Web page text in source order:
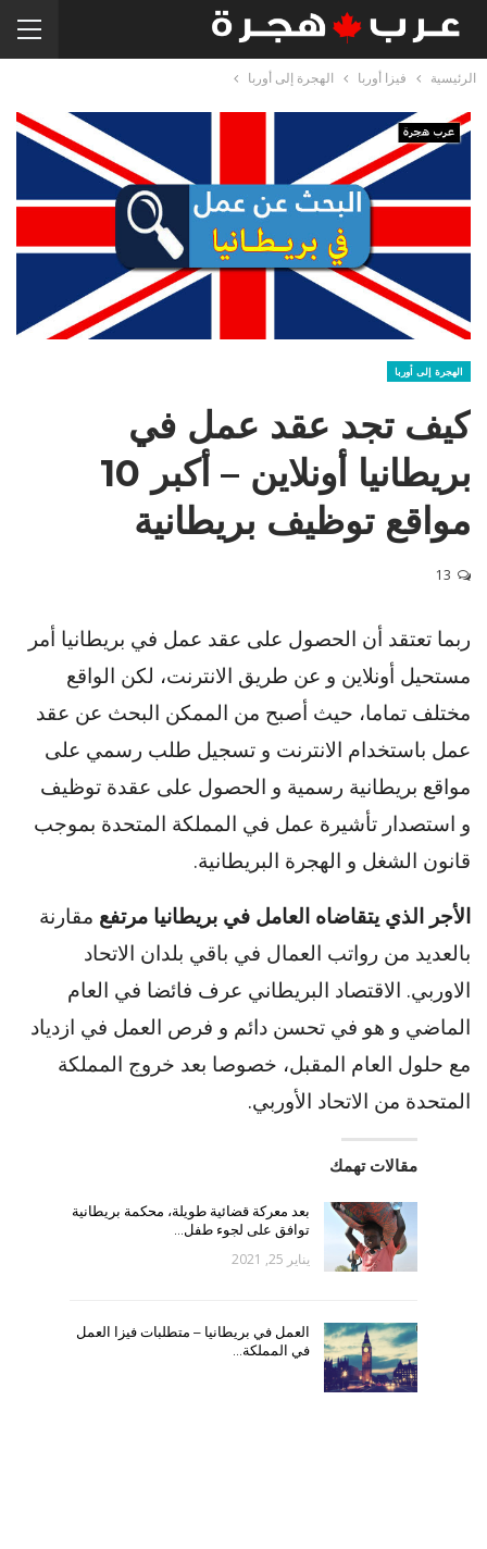
الرئيسية فيزا أوربا الهجرة إلى أوربا
الهجرة إلى أوربا
كيف تجد عقد عمل في
بريطانيا أونلاين – أكبر 10
مواقع توظيف بريطانية
ربما تعتقد أن الحصول على عقد عمل في بريطانيا أمر
مستحيل أونلاين و عن طريق الانترنت، لكن الواقع
مختلف تماما، حيث أصبح من الممكن البحث عن عقد
عمل باستخدام الانترنت و تسجيل طلب رسمي على
مواقع بريطانية رسمية و الحصول على عقدة توظيف
و استصدار تأشيرة عمل في المملكة المتحدة بموجب
قانون الشغل و الهجرة البريطانية.
الأجر الذي يتقاضاه العامل في بريطانيا مرتفع مقارنة
بالعديد من رواتب العمال في باقي بلدان الاتحاد
الاوربي. الاقتصاد البريطاني عرف فائضا في العام
الماضي و هو في تحسن دائم و فرص العمل في ازدياد
مع حلول العام المقبل، خصوصا بعد خروج المملكة
المتحدة من الاتحاد الأوربي.
مقالات تهمك
بعد معركة قضائية طويلة، محكمة بريطانية
توافق على لجوء طفل…
يناير 25, 2021
العمل في بريطانيا – متطلبات فيزا العمل
في المملكة…